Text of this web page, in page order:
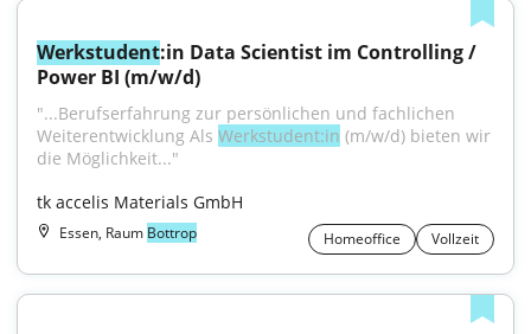
Werkstudent:in Data Scientist im Controlling /
Power BI (m/w/d)
"...Berufserfahrung zur persönlichen und fachlichen
Weiterentwicklung Als Werkstudent:in (m/w/d) bieten wir
die Möglichkeit..."
tk accelis Materials GmbH
Essen, Raum Bottrop Homeoffice Vollzeit